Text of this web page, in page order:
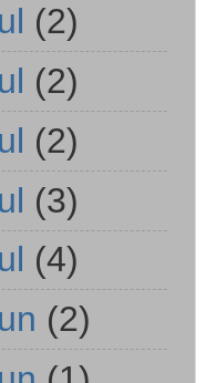
(2)
(2)
(2)
(3)
(4)
(2)